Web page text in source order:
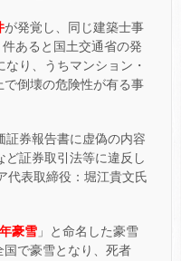
が発覚し、同じ建築士事
あると国土交通省の発
り、うちマンション・
倒壊の危険性が有る事
券報告書に虚偽の内容
ど証券取引法等に違反し
代表取締役：堀江貴文氏
豪雪 」と命名した豪雪
で豪雪となり、死者